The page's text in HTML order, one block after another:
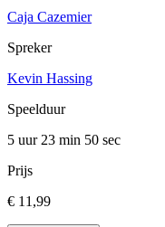
Caja Cazemier
Spreker
Kevin Hassing
Speelduur
5 uur 23 min 50 sec
Prijs
€ 11,99